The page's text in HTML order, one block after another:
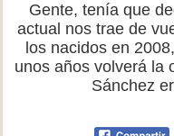
Gente, tenía que
actual nos trae de
los nacidos en
unos años volverá la
Sánchez